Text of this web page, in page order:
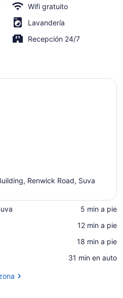
Wifi gratuito
Lavandería
Recepción 24/7
Renwick Road, Suva
‪5 min a pie‬
‪12 min a pie‬
‪18 min a pie‬
‪31 min en auto‬